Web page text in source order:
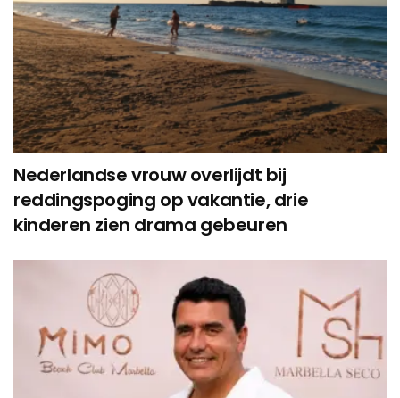
Nederlandse vrouw overlijdt bij
reddingspoging op vakantie, drie
kinderen zien drama gebeuren